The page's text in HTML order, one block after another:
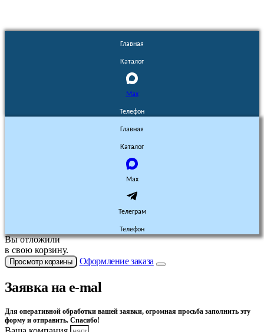
Главная
Каталог
Max
Телефон
Главная
Каталог
Max
Телеграм
Телефон
Вы отложили
в свою корзину.
Просмотр корзины Оформление заказа
Заявка на e-mal
Для оперативной обработки вашей заявки, огромная просьба заполнить эту
форму и отправить. Спасибо!